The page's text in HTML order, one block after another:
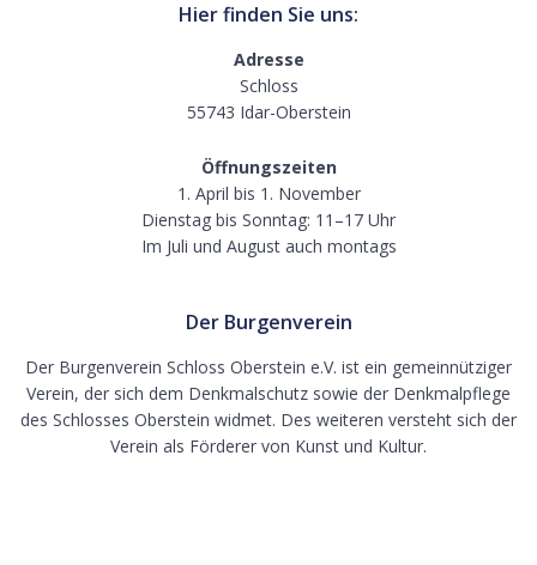
Hier finden Sie uns:
Adresse
Schloss
55743 Idar-Oberstein
Öffnungszeiten
1. April bis 1. November
Dienstag bis Sonntag: 11–17 Uhr
Im Juli und August auch montags
Der Burgenverein
Der Burgenverein Schloss Oberstein e.V. ist ein gemeinnütziger
Verein, der sich dem Denkmalschutz sowie der Denkmalpflege
des Schlosses Oberstein widmet. Des weiteren versteht sich der
Verein als Förderer von Kunst und Kultur.